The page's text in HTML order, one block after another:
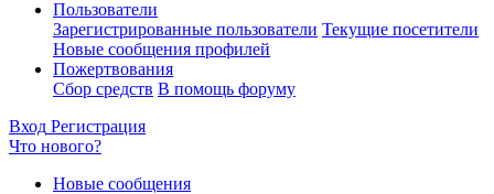
Пользователи
Зарегистрированные пользователи Текущие посетители
Новые сообщения профилей
Пожертвования
Сбор средств В помощь форуму
Вход Регистрация
Что нового?
Новые сообщения